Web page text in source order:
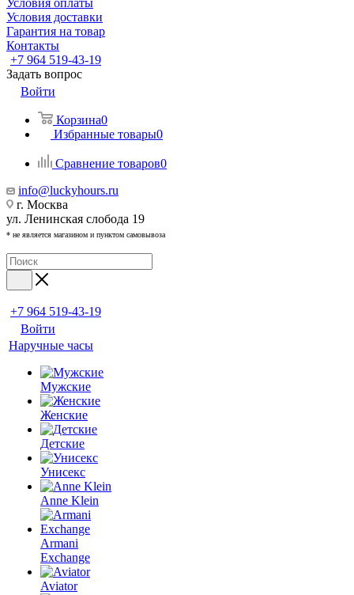
Условия оплаты
Условия доставки
Гарантия на товар
Контакты
+7 964 519-43-19
Задать вопрос
Войти
Корзина0
Избранные товары0
Сравнение товаров0
info@luckyhours.ru
г. Москва
ул. Ленинская слобода 19
* не является магазином и пунктом самовывоза
+7 964 519-43-19
Войти
Наручные часы
Мужские
Женские
Детские
Унисекс
Anne Klein
Armani
Exchange
Aviator